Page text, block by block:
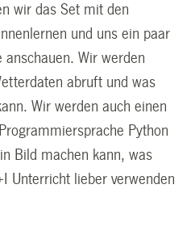
wir das Set mit den
und uns ein paar
Wir werden
abruft und was
Wir werden auch einen
Python
Bild machen kann, was
Unterricht lieber verwenden